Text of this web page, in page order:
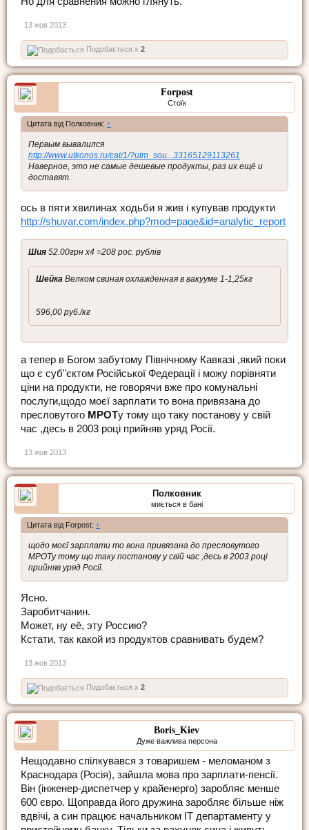
13 жов 2013
Подобається x 2
Forpost
Стоїк
Цитата від Полковник: ↑
Первым вывалился
http://www.utkonos.ru/cat/1/?utm_sou...33165129113261
Наверное, это не самые дешевые продукты, раз их ещё и
доставят.
ось в пяти хвилинах ходьби я жив і купував продукти
http://shuvar.com/index.php?mod=page&id=analytic_report
Шия 52.00грн х4 =208 рос. рублів
Шейка Велком свиная охлажденная в вакууме 1-1,25кг
596,00 руб./кг
а тепер в Богом забутому Північному Кавказі ,який поки
що є суб"єктом Російської Федерації і можу порівняти
ціни на продукти, не говорячи вже про комунальні
послуги,щодо моєї зарплати то вона привязана до
пресловутого МРОТу тому що таку постанову у свій
час ,десь в 2003 році прийняв уряд Росії.
13 жов 2013
Полковник
миється в бані
Цитата від Forpost: ↑
щодо моєї зарплати то вона привязана до пресловутого
МРОТу тому що таку постанову у свій час ,десь в 2003 році
прийняв уряд Росії.
Ясно.
Заробитчанин.
Может, ну её, эту Россию?
Кстати, так какой из продуктов сравнивать будем?
13 жов 2013
Подобається x 2
Boris_Kiev
Дуже важлива персона
Нещодавно спілкувався з товаришем - меломаном з
Краснодара (Росія), зайшла мова про зарплати-пенсії.
Він (інженер-диспетчер у крайенерго) заробляє менше
600 євро. Щоправда його дружина заробляє більше ніж
вдвічі, а син працює начальником ІТ департаменту у